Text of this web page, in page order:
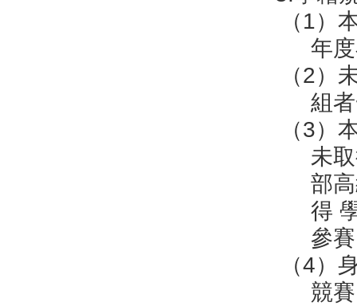
（1）
年
（2）
組
（3）
未
部
得
參
（4）
競